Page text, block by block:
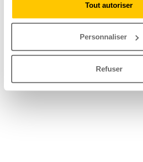
Tout autoriser
Personnaliser
Refuser